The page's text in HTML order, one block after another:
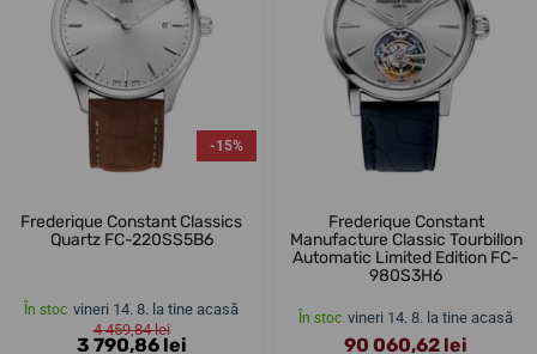
-15%
Frederique Constant Classics
Quartz FC-220SS5B6
În stoc vineri 14. 8. la tine acasă
4 459,84 lei
3 790,86 lei
Frederique Constant
Manufacture Classic Tourbillon
Automatic Limited Edition FC-
980S3H6
În stoc vineri 14. 8. la tine acasă
90 060,62 lei